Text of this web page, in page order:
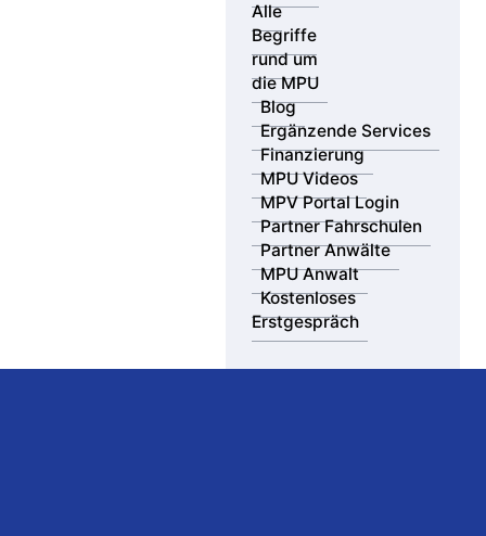
Alle
Begriffe
rund um
die MPU
Blog
Ergänzende Services
Finanzierung
MPU Videos
MPV Portal Login
Partner Fahrschulen
Partner Anwälte
MPU Anwalt
Kostenloses
Erstgespräch